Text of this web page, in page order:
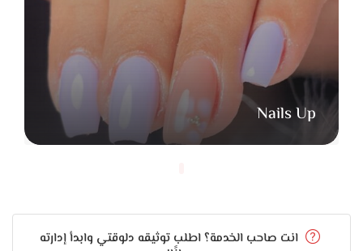
Nails Up
انت صاحب الخدمة؟ اطلب توثيقه دلوقتي وابدأ إدارته